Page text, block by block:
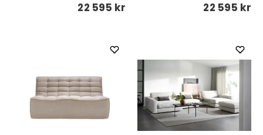
22 595 kr 22 595 kr